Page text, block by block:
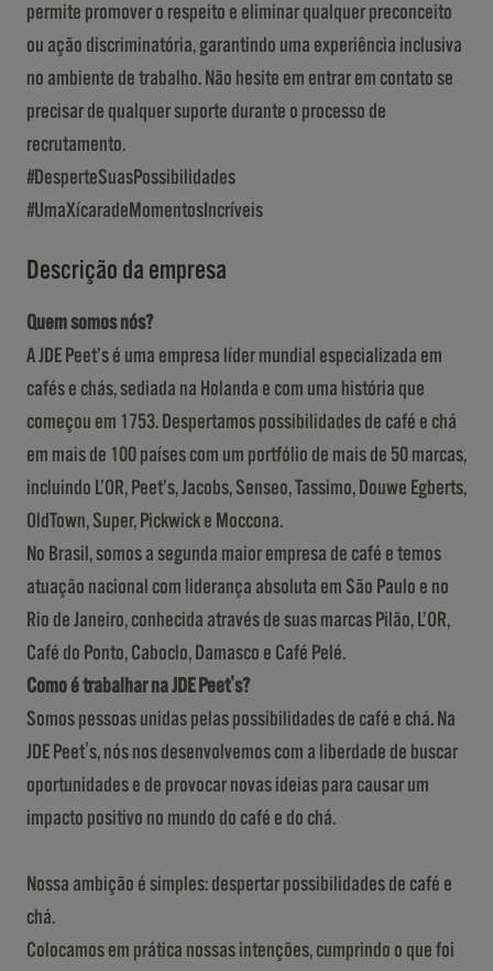
permite promover o respeito e eliminar qualquer preconceito
ou ação discriminatória, garantindo uma experiência inclusiva
no ambiente de trabalho. Não hesite em entrar em contato se
precisar de qualquer suporte durante o processo de
recrutamento.
#DesperteSuasPossibilidades
#UmaXícaradeMomentosIncríveis
Descrição da empresa
Quem somos nós?
A JDE Peet’s é uma empresa líder mundial especializada em
cafés e chás, sediada na Holanda e com uma história que
começou em 1753. Despertamos possibilidades de café e chá
em mais de 100 países com um portfólio de mais de 50 marcas,
incluindo L’OR, Peet’s, Jacobs, Senseo, Tassimo, Douwe Egberts,
OldTown, Super, Pickwick e Moccona.
No Brasil, somos a segunda maior empresa de café e temos
atuação nacional com liderança absoluta em São Paulo e no
Rio de Janeiro, conhecida através de suas marcas Pilão, L’OR,
Café do Ponto, Caboclo, Damasco e Café Pelé.
Como é trabalhar na JDE Peet's?
Somos pessoas unidas pelas possibilidades de café e chá. Na
JDE Peet's, nós nos desenvolvemos com a liberdade de buscar
oportunidades e de provocar novas ideias para causar um
impacto positivo no mundo do café e do chá.
Nossa ambição é simples: despertar possibilidades de café e
chá.
Colocamos em prática nossas intenções, cumprindo o que foi